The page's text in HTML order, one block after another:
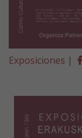
Exposiciones |